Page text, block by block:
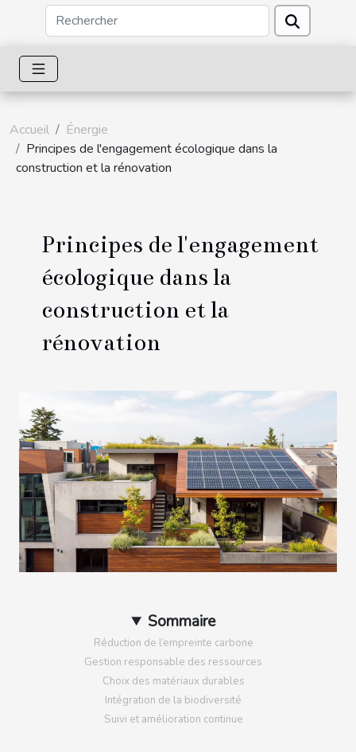
Accueil
Énergie
Principes de l'engagement écologique dans la
construction et la rénovation
Principes de l'engagement
écologique dans la
construction et la
rénovation
Sommaire
Réduction de l’empreinte carbone
Gestion responsable des ressources
Choix des matériaux durables
Intégration de la biodiversité
Suivi et amélioration continue